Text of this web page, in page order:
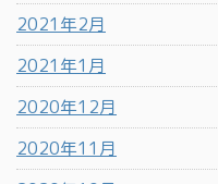
2021年2月
2021年1月
2020年12月
2020年11月